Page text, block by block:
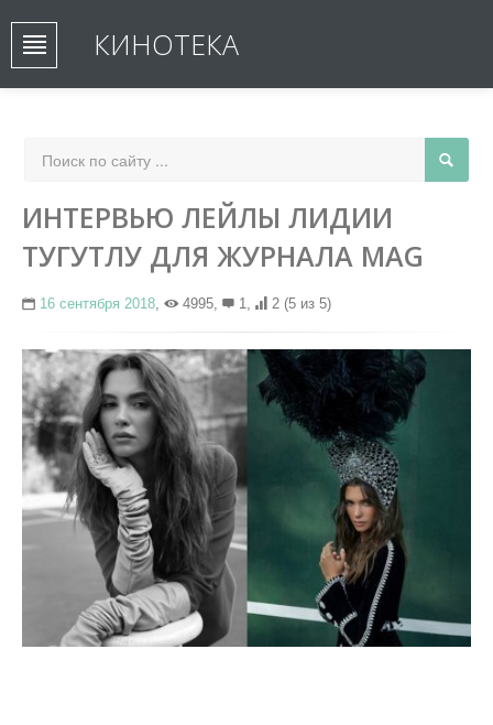
КИНОТЕКА
ИНТЕРВЬЮ ЛЕЙЛЫ ЛИДИИ
ТУГУТЛУ ДЛЯ ЖУРНАЛА MAG
16 сентября 2018, 4995, 1, 2 (5 из 5)